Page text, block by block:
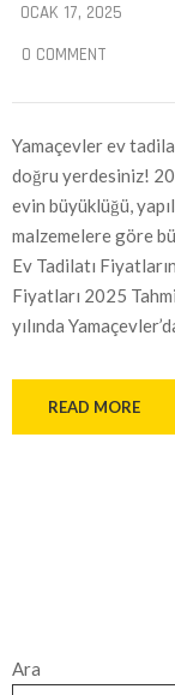
OCAK 17, 2025
0 COMMENT
Yamaçevler ev
doğru yerdesiniz!
evin büyüklüğü,
malzemelere göre
Ev Tadilatı
Fiyatları 2025
yılında
READ MORE
Ara